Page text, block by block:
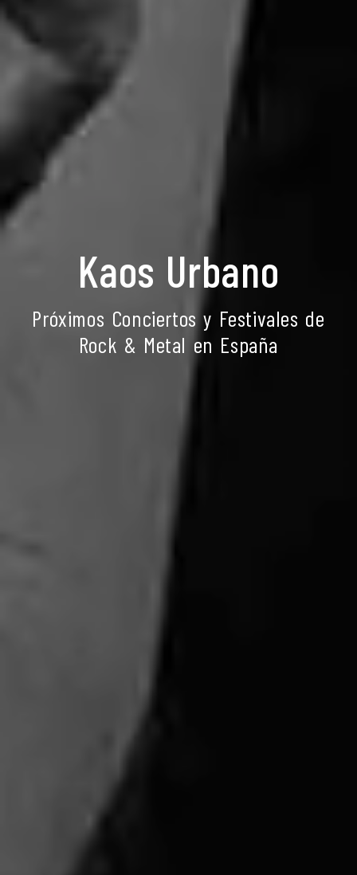
Kaos Urbano
Próximos Conciertos y Festivales de
Rock & Metal en España